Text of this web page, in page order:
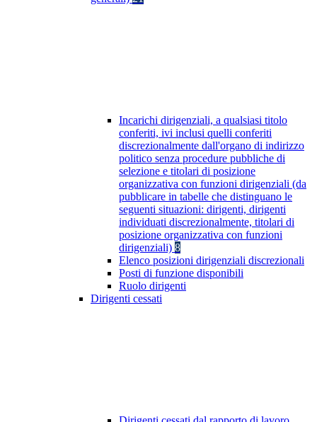
Incarichi dirigenziali, a qualsiasi titolo
conferiti, ivi inclusi quelli conferiti
discrezionalmente dall'organo di indirizzo
politico senza procedure pubbliche di
selezione e titolari di posizione
organizzativa con funzioni dirigenziali (da
pubblicare in tabelle che distinguano le
seguenti situazioni: dirigenti, dirigenti
individuati discrezionalmente, titolari di
posizione organizzativa con funzioni
dirigenziali) 8
Elenco posizioni dirigenziali discrezionali
Posti di funzione disponibili
Ruolo dirigenti
Dirigenti cessati